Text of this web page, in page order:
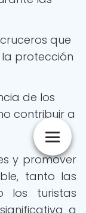
que
protección
de los
contribuir a
y promover
tanto las
los turistas
a